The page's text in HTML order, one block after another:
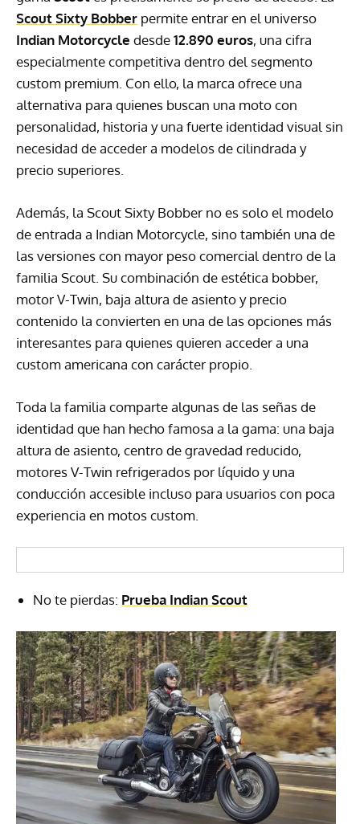
Scout Sixty Bobber permite entrar en el universo
Indian Motorcycle desde12.890 euros, una cifra
especialmente competitiva dentro del segmento
custom premium. Con ello, la marca ofrece una
alternativa para quienes buscan una moto con
personalidad, historia y una fuerte identidad visual sin
necesidad de acceder a modelos de cilindrada y
precio superiores.
Además, la Scout Sixty Bobber no es solo el modelo
de entrada a Indian Motorcycle, sino también una de
las versiones con mayor peso comercial dentro de la
familia Scout. Su combinación de estética bobber,
motor V-Twin, baja altura de asiento y precio
contenido la convierten en una de las opciones más
interesantes para quienes quieren acceder a una
custom americana con carácter propio.
Toda la familia comparte algunas de las señas de
identidad que han hecho famosa a la gama: una baja
altura de asiento, centro de gravedad reducido,
motores V-Twin refrigerados por líquido y una
conducción accesible incluso para usuarios con poca
experiencia en motos custom.
No te pierdas: Prueba Indian Scout